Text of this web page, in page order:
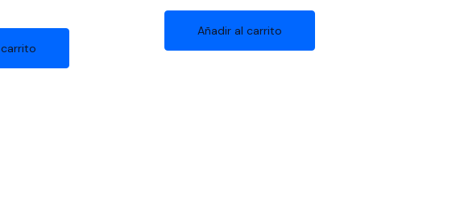
Añadir al carrito